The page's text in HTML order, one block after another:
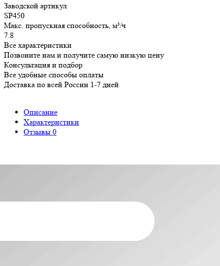
Заводской артикул
SP450
Макс. пропускная способность, м³/ч
7.8
Все характеристики
Позвоните нам и получите самую низкую цену
Консультация и подбор
Все удобные способы оплаты
Доставка по всей России 1-7 дней
Описание
Характеристики
Отзывы 0